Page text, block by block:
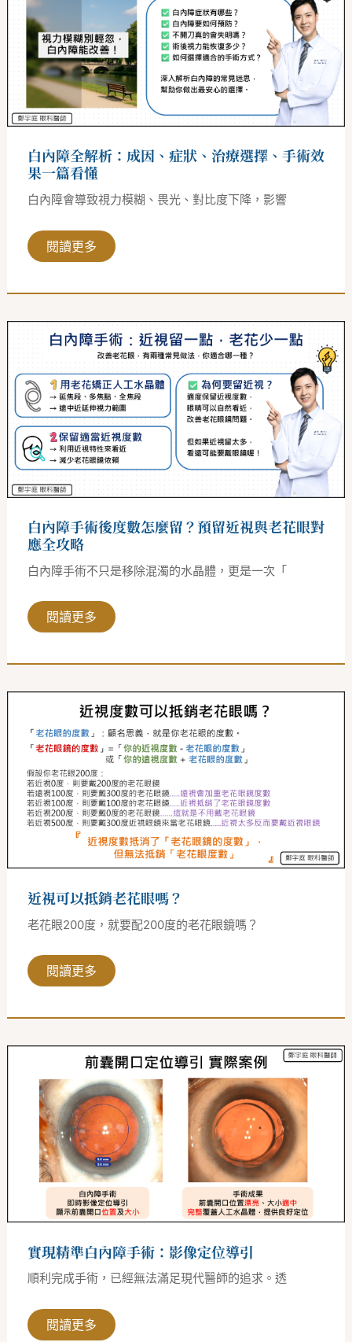
白內障全解析：成因、症狀、治療選擇、手術效
果一篇看懂
白內障會導致視力模糊、畏光、對比度下降，影響
析：
成
因、
症
狀、
治
療
選
擇、
手
效
果
一
篇
看
閱讀更多
白內障手術後度數怎麼留？預留近視與老花眼對
應全攻略
白內障手術不只是移除混濁的水晶體，更是一次「
白
內
障
術
後
度
數
怎
麼
留？
預
近
視
老
花
眼
對
應
攻
略
閱讀更多
近視可以抵銷老花眼嗎？
老花眼200度，就要配200度的老花眼鏡嗎？
近
以
抵
老
花
眼
嗎？
閱讀更多
實現精準白內障手術：影像定位導引
順利完成手術，已經無法滿足現代醫師的追求。透
實
精
準
白
內
障
手
術：
影
像
定
導
引
閱讀更多